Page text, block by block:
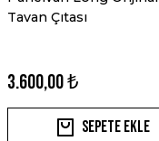
Tavan Çıtası
3.600,00 ₺
Sepete Ekle